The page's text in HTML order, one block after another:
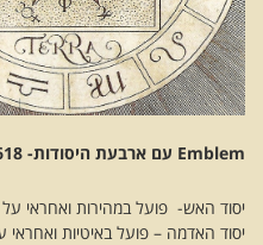
Emblem עם ארבעת היסודות- Michael Maier Viatorum 1618/
יסוד האש- פועל במהירות ואחראי על
יסוד האדמה – פועל באיטיות